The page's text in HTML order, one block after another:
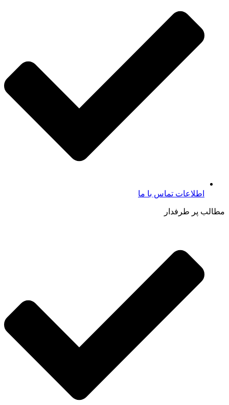
اطلاعات تماس با ما​
مطالب پر طرفدار